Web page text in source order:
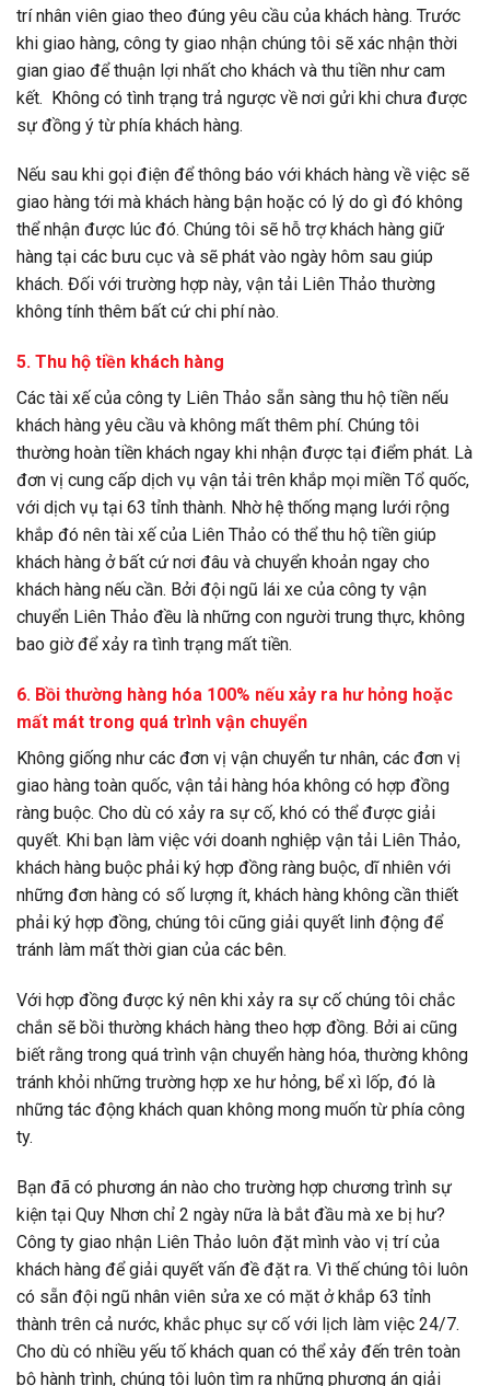
trí nhân viên giao theo đúng yêu cầu của khách hàng. Trước
khi giao hàng, công ty giao nhận chúng tôi sẽ xác nhận thời
gian giao để thuận lợi nhất cho khách và thu tiền như cam
kết. Không có tình trạng trả ngược về nơi gửi khi chưa được
sự đồng ý từ phía khách hàng.
Nếu sau khi gọi điện để thông báo với khách hàng về việc sẽ
giao hàng tới mà khách hàng bận hoặc có lý do gì đó không
thể nhận được lúc đó. Chúng tôi sẽ hỗ trợ khách hàng giữ
hàng tại các bưu cục và sẽ phát vào ngày hôm sau giúp
khách. Đối với trường hợp này, vận tải Liên Thảo thường
không tính thêm bất cứ chi phí nào.
5. Thu hộ tiền khách hàng
Các tài xế của công ty Liên Thảo sẵn sàng thu hộ tiền nếu
khách hàng yêu cầu và không mất thêm phí. Chúng tôi
thường hoàn tiền khách ngay khi nhận được tại điểm phát. Là
đơn vị cung cấp dịch vụ vận tải trên khắp mọi miền Tổ quốc,
với dịch vụ tại 63 tỉnh thành. Nhờ hệ thống mạng lưới rộng
khắp đó nên tài xế của Liên Thảo có thể thu hộ tiền giúp
khách hàng ở bất cứ nơi đâu và chuyển khoản ngay cho
khách hàng nếu cần. Bởi đội ngũ lái xe của công ty vận
chuyển Liên Thảo đều là những con người trung thực, không
bao giờ để xảy ra tình trạng mất tiền.
6. Bồi thường hàng hóa 100% nếu xảy ra hư hỏng hoặc
mất mát trong quá trình vận chuyển
Không giống như các đơn vị vận chuyển tư nhân, các đơn vị
giao hàng toàn quốc, vận tải hàng hóa không có hợp đồng
ràng buộc. Cho dù có xảy ra sự cố, khó có thể được giải
quyết. Khi bạn làm việc với doanh nghiệp vận tải Liên Thảo,
khách hàng buộc phải ký hợp đồng ràng buộc, dĩ nhiên với
những đơn hàng có số lượng ít, khách hàng không cần thiết
phải ký hợp đồng, chúng tôi cũng giải quyết linh động để
tránh làm mất thời gian của các bên.
Với hợp đồng được ký nên khi xảy ra sự cố chúng tôi chắc
chắn sẽ bồi thường khách hàng theo hợp đồng. Bởi ai cũng
biết rằng trong quá trình vận chuyển hàng hóa, thường không
tránh khỏi những trường hợp xe hư hỏng, bể xì lốp, đó là
những tác động khách quan không mong muốn từ phía công
ty.
Bạn đã có phương án nào cho trường hợp chương trình sự
kiện tại Quy Nhơn chỉ 2 ngày nữa là bắt đầu mà xe bị hư?
Công ty giao nhận Liên Thảo luôn đặt mình vào vị trí của
khách hàng để giải quyết vấn đề đặt ra. Vì thế chúng tôi luôn
có sẵn đội ngũ nhân viên sửa xe có mặt ở khắp 63 tỉnh
thành trên cả nước, khắc phục sự cố với lịch làm việc 24/7.
Cho dù có nhiều yếu tố khách quan có thể xảy đến trên toàn
bộ hành trình, chúng tôi luôn tìm ra những phương án giải